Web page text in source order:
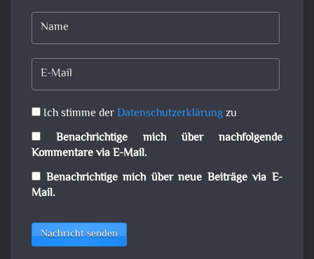
Ich stimme derDatenschutzerklärungzu
Benachrichtige mich über nachfolgende
Kommentare via E-Mail.
Benachrichtige mich über neue Beiträge via E-
Mail.
Nachricht senden